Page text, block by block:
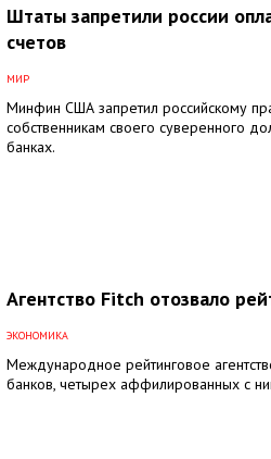
Штаты запретили россии
счетов
МИР
Минфин США запретил российскому
собственникам своего суверенного
банках.
Агентство Fitch отозвало
ЭКОНОМИКА
Международное рейтинговое
банков, четырех аффилированных с